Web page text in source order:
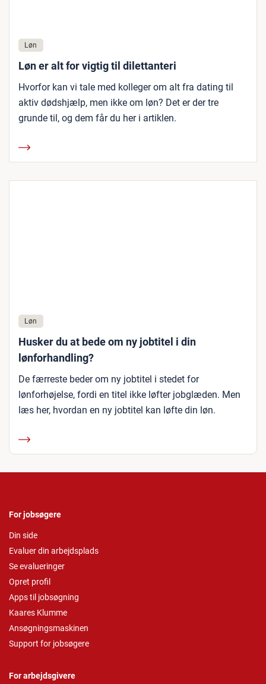
Løn
Løn er alt for vigtig til dilettanteri
Hvorfor kan vi tale med kolleger om alt fra dating til
aktiv dødshjælp, men ikke om løn? Det er der tre
grunde til, og dem får du her i artiklen.
Løn
Husker du at bede om ny jobtitel i din
lønforhandling?
De færreste beder om ny jobtitel i stedet for
lønforhøjelse, fordi en titel ikke løfter jobglæden. Men
læs her, hvordan en ny jobtitel kan løfte din løn.
For jobsøgere
Din side
Evaluer din arbejdsplads
Se evalueringer
Opret profil
Apps til jobsøgning
Kaares Klumme
Ansøgningsmaskinen
Support for jobsøgere
For arbejdsgivere